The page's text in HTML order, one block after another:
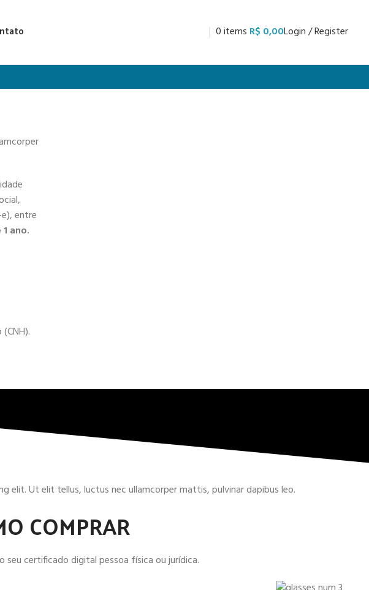
0items R$ 0,00Login / Register
entre
ano.
elit. Ut elit tellus, luctus nec ullamcorper mattis, pulvinar dapibus leo.
COMPRAR
seu certificado digital pessoa física ou jurídica.